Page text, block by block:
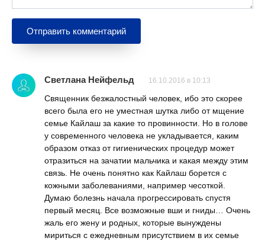
Светлана Нейфельд 16.10.2016 в 10:13
Священник безжалостный человек, ибо это скорее
всего была его не уместная шутка либо от мщение
семье Кайлаш за какие то провинности. Но в голове
у современного человека не укладывается, каким
образом отказ от гигиенических процедур может
отразиться на зачатии мальчика и какая между этим
связь. Не очень понятно как Кайлаш борется с
кожными заболеваниями, например чесоткой.
Думаю болезнь начала прогрессировать спустя
первый месяц. Все возможные вши и гниды… Очень
жаль его жену и родных, которые вынуждены
мириться с ежедневным присутствием в их семье